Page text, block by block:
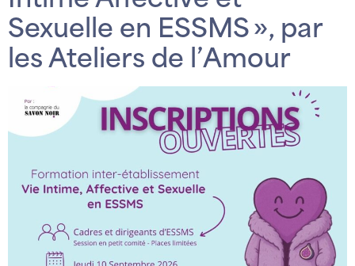
Sexuelle en ESSMS », par
les Ateliers de l’Amour